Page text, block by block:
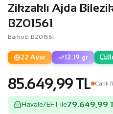
Zikzaklı Ajda
BZ01561
Barkod: BZ01561
22 Ayar 12.19 gr
85.649,99 TL Canli
Havale/EFT ile79.649,99